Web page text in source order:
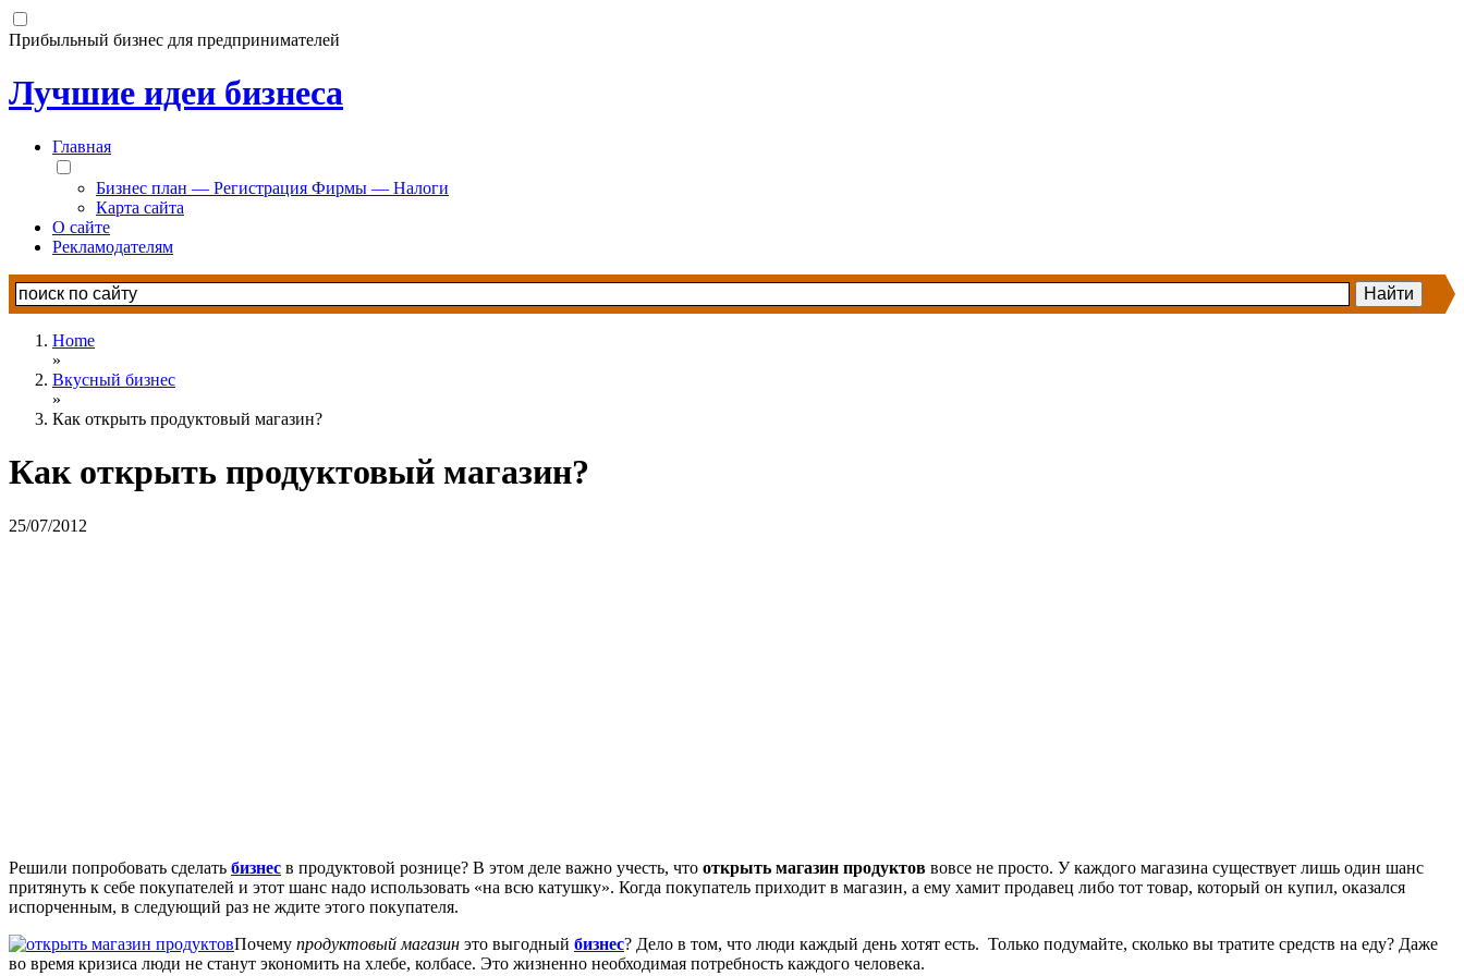
Прибыльный бизнес для предпринимателей
Лучшие идеи бизнеса
Главная
Бизнес план — Регистрация Фирмы — Налоги
Карта сайта
О сайте
Рекламодателям
Home
»
Вкусный бизнес
»
Как открыть продуктовый магазин?
Как открыть продуктовый магазин?
25/07/2012
Решили попробовать сделать бизнес в продуктовой рознице? В этом деле важно учесть, что открыть магазин продуктов вовсе не просто. У каждого магазина существует лишь один шанс
притянуть к себе покупателей и этот шанс надо использовать «на всю катушку». Когда покупатель приходит в магазин, а ему хамит продавец либо тот товар, который он купил, оказался
испорченным, в следующий раз не ждите этого покупателя.
Почему продуктовый магазин это выгодный бизнес? Дело в том, что люди каждый день хотят есть. Только подумайте, сколько вы тратите средств на еду? Даже
во время кризиса люди не станут экономить на хлебе, колбасе. Это жизненно необходимая потребность каждого человека.